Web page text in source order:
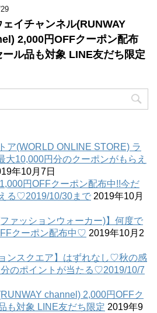
ェイチャンネル(RUNWAY
2,000円OFFクーポン配布
ル品も対象 LINE友だち限定
ア(WORLD ONLINE STORE) ラ
大10,000円分のクーポンがもらえ
年10月7日
円OFFクーポン配布中!!今だ
る♡2019/10/30まで 2019年10月
ァッションウォーカー)】何度で
クーポン配布中♡ 2019年10月2
ンスクエア】はずれなし♡秋の感
のポイントが当たる♡2019/10/7
channel) 2,000円OFFク
も対象 LINE友だち限定 2019年9